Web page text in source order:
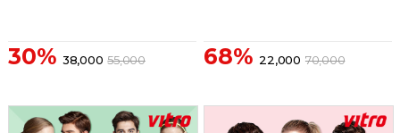
30% 38,000 55,000 68% 22,000 70,000